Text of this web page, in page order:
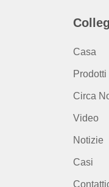
Casa
Prodotti
Circa
Video
Notizie
Casi